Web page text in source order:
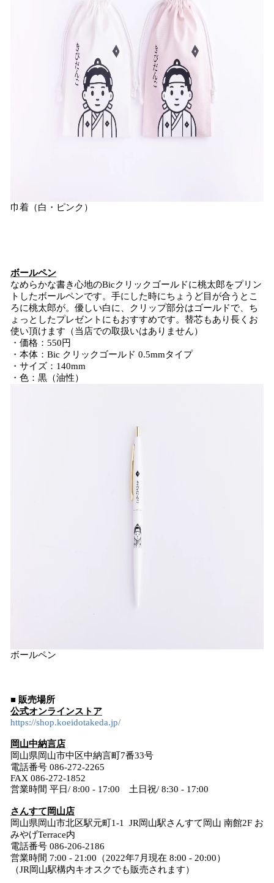
巾着（白・ピンク）
ボールペン
なめらかな書き心地のBicクリックゴールドに桃太郎をプリン
トしたボールペンです。手にした時にちょうど目が合うとこ
ろに桃太郎が。優しい白に、クリップ部分はゴールドで、ち
ょっとしたプレゼントにもおすすめです。替芯もあり長くお
使い頂けます（当店での取扱いはありません）
・価格：550円
・本体：Bic クリックゴールド 0.5mmタイプ
・サイズ：140mm
・色：黒（油性）
ボールペン
■ 販売場所
公式オンラインストア
https://shop.koeidotakeda.jp/
岡山中納言店
岡山県岡山市中区中納言町7番33号
電話番号 086-272-2265
FAX 086-272-1852
営業時間 平日/ 8:00 - 17:00 土日祝/ 8:30 - 17:00
さんすて岡山店
岡山県岡山市北区駅元町1-1 JR岡山駅さんすて岡山 南館2F お
みやげTerrace内
電話番号 086-206-2186
営業時間 7:00 - 21:00（2022年7月現在 8:00 - 20:00）
（JR岡山駅構内キオスクでも販売されます）